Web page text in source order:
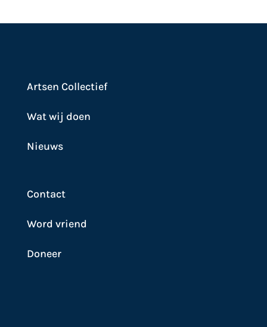
Artsen Collectief
Wat wij doen
Nieuws
Contact
Word vriend
Doneer